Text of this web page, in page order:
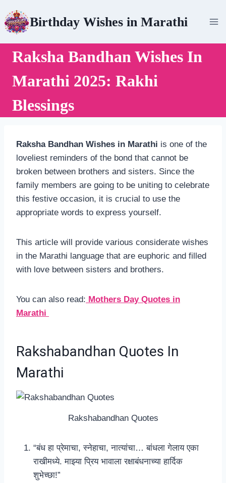
to
content
Birthday Wishes in Marathi
Raksha Bandhan Wishes In
Marathi 2025: Rakhi
Blessings
Raksha Bandhan Wishes in Marathi is one of the
loveliest reminders of the bond that cannot be
broken between brothers and sisters. Since the
family members are going to be uniting to celebrate
this festive occasion, it is crucial to use the
appropriate words to express yourself.
This article will provide various considerate wishes
in the Marathi language that are euphoric and filled
with love between sisters and brothers.
You can also read: Mothers Day Quotes in
Marathi
Rakshabandhan Quotes In
Marathi
Rakshabandhan Quotes
“बंध हा प्रेमाचा, स्नेहाचा, नात्यांचा… बांधला गेलाय एका
राखीमध्ये. माझ्या प्रिय भावाला रक्षाबंधनाच्या हार्दिक
शुभेच्छा!”